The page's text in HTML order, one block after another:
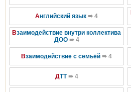
Английский язык ➠ 4
Взаимодействие внутри коллектива
ДОО ➠ 4
Взаимодействие с семьёй ➠ 4
ДТТ➠ 4